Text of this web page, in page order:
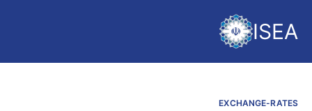
ISEA
EXCHANGE-RATES